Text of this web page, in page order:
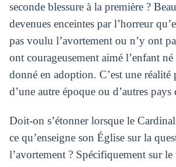
seconde blessure à la première ?
devenues enceintes par l’horreur
pas voulu l’avortement ou n’y ont
ont courageusement aimé l’enfant
donné en adoption. C’est une réalité
d’une autre époque ou d’autres
Doit-on s’étonner lorsque le
ce qu’enseigne son Église sur la
l’avortement ? Spécifiquement sur